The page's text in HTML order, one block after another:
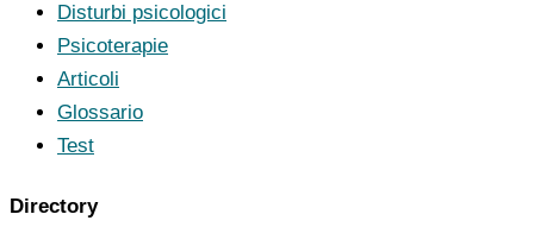
Disturbi psicologici
Psicoterapie
Articoli
Glossario
Test
Directory